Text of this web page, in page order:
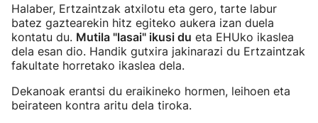
Halaber, Ertzaintzak atxilotu eta gero, tarte labur
batez gaztearekin hitz egiteko aukera izan duela
kontatu du. Mutila "lasai" ikusi du eta EHUko ikaslea
dela esan dio. Handik gutxira jakinarazi du Ertzaintzak
fakultate horretako ikaslea dela.
Dekanoak erantsi du eraikineko hormen, leihoen eta
beirateen kontra aritu dela tiroka.